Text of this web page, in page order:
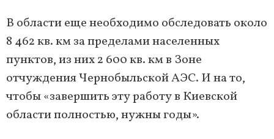
В области еще необходимо обследовать около
8 462 кв. км за пределами населенных
пунктов, из них 2 600 кв. км в Зоне
отчуждения Чернобыльской АЭС. И на то,
чтобы «завершить эту работу в Киевской
области полностью, нужны годы».